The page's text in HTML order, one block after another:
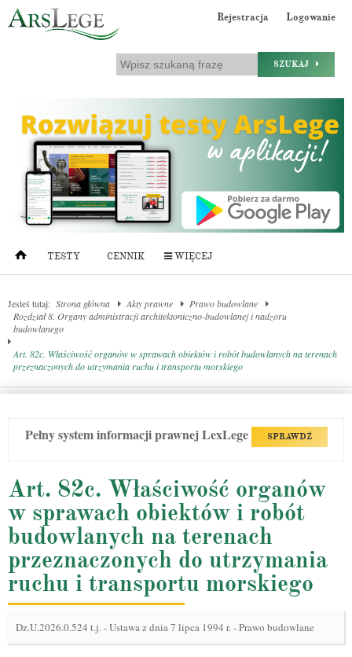
Rejestracja Logowanie
SZUKAJ
TESTY CENNIK WIĘCEJ
Jesteś tutaj: Strona główna Akty prawne
Prawo budowlane
Rozdział 8. Organy administracji architektoniczno-budowlanej i nadzoru
budowlanego
Art. 82c. Właściwość organów w sprawach obiektów i robót budowlanych na terenach
przeznaczonych do utrzymania ruchu i transportu morskiego
Pełny system informacji prawnej LexLege SPRAWDŹ
Art. 82c. Właściwość organów
w sprawach obiektów i robót
budowlanych na terenach
przeznaczonych do utrzymania
ruchu i transportu morskiego
Dz.U.2026.0.524 t.j.-Ustawa z dnia 7 lipca 1994 r. - Prawo budowlane